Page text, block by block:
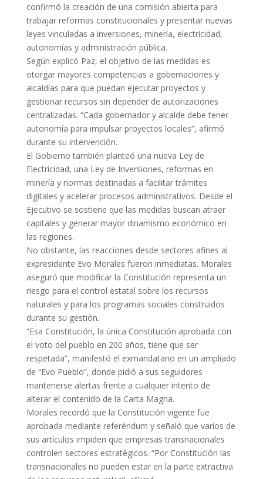
confirmó la creación de una comisión abierta para
trabajar reformas constitucionales y presentar nuevas
leyes vinculadas a inversiones, minería, electricidad,
autonomías y administración pública.
Según explicó Paz, el objetivo de las medidas es
otorgar mayores competencias a gobernaciones y
alcaldías para que puedan ejecutar proyectos y
gestionar recursos sin depender de autorizaciones
centralizadas. “Cada gobernador y alcalde debe tener
autonomía para impulsar proyectos locales”, afirmó
durante su intervención.
El Gobierno también planteó una nueva Ley de
Electricidad, una Ley de Inversiones, reformas en
minería y normas destinadas a facilitar trámites
digitales y acelerar procesos administrativos. Desde el
Ejecutivo se sostiene que las medidas buscan atraer
capitales y generar mayor dinamismo económico en
las regiones.
No obstante, las reacciones desde sectores afines al
expresidente Evo Morales fueron inmediatas. Morales
aseguró que modificar la Constitución representa un
riesgo para el control estatal sobre los recursos
naturales y para los programas sociales construidos
durante su gestión.
“Esa Constitución, la única Constitución aprobada con
el voto del pueblo en 200 años, tiene que ser
respetada”, manifestó el exmandatario en un ampliado
de “Evo Pueblo”, donde pidió a sus seguidores
mantenerse alertas frente a cualquier intento de
alterar el contenido de la Carta Magna.
Morales recordó que la Constitución vigente fue
aprobada mediante referéndum y señaló que varios de
sus artículos impiden que empresas transnacionales
controlen sectores estratégicos. “Por Constitución las
transnacionales no pueden estar en la parte extractiva